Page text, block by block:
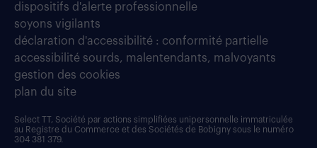
dispositifs d'alerte professionnelle
soyons vigilants
déclaration d'accessibilité : conformité partielle
accessibilité sourds, malentendants, malvoyants
gestion des cookies
plan du site
Select TT, Société par actions simplifiées unipersonnelle immatriculée
au Registre du Commerce et des Sociétés de Bobigny sous le numéro
304 381 379.